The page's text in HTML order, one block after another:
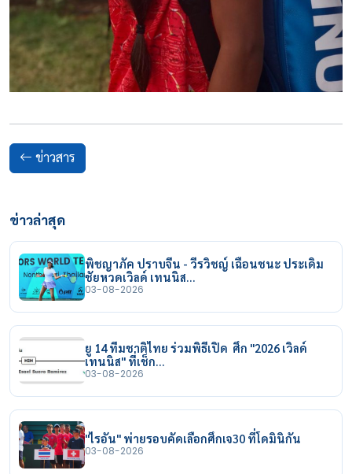
ข่าวสาร
ข่าวล่าสุด
พิชญาภัค ปราบจีน - วีรวิชญ์ เฉือนชนะ ประเดิม
ชัยหวดเวิลด์ เทนนิส…
03-08-2026
ยู 14 ทีมชาติไทย ร่วมพิธีเปิด ศึก "2026 เวิลด์
เทนนิส" ที่เช็ก…
03-08-2026
"ไรอัน" พ่ายรอบคัดเลือกศึกเจ30 ที่โดมินิกัน
03-08-2026